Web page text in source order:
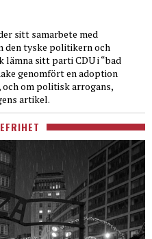
sitt samarbete med
den tyske politikern och
lämna sitt parti CDU i “bad
genomfört en adoption
om politisk arrogans,
artikel.